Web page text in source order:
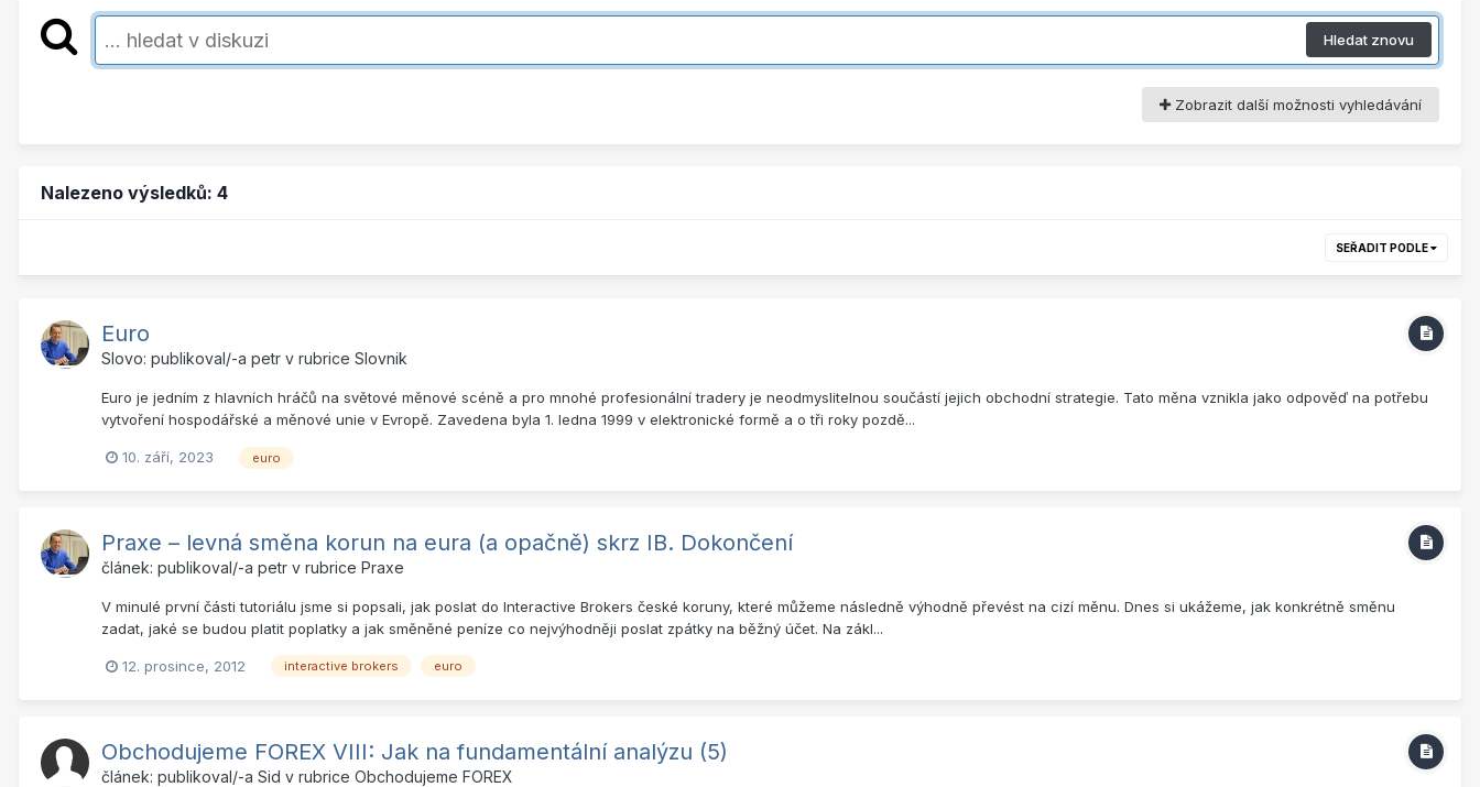
Hledat znovu
Zobrazit další možnosti vyhledávání
Nalezeno výsledků: 4
SEŘADIT PODLE
Euro
Slovo: publikoval/-a petr v rubrice Slovnik
Euro je jedním z hlavních hráčů na světové měnové scéně a pro mnohé profesionální tradery je neodmyslitelnou součástí jejich obchodní strategie. Tato měna vznikla jako odpověď na potřebu
vytvoření hospodářské a měnové unie v Evropě. Zavedena byla 1. ledna 1999 v elektronické formě a o tři roky pozdě...
10. září, 2023 euro
Praxe – levná směna korun na eura (a opačně) skrz IB. Dokončení
článek: publikoval/-a petr v rubrice Praxe
V minulé první části tutoriálu jsme si popsali, jak poslat do Interactive Brokers české koruny, které můžeme následně výhodně převést na cizí měnu. Dnes si ukážeme, jak konkrétně směnu
zadat, jaké se budou platit poplatky a jak směněné peníze co nejvýhodněji poslat zpátky na běžný účet. Na zákl...
12. prosince, 2012 interactive brokers euro
Obchodujeme FOREX VIII: Jak na fundamentální analýzu (5)
článek: publikoval/-a Sid v rubrice Obchodujeme FOREX